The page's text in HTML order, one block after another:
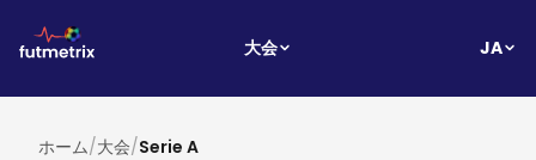
大会 JA
ホーム/大会/Serie A